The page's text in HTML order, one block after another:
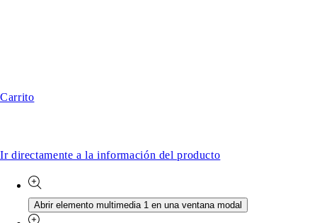
Carrito
Ir directamente a la información del producto
Abrir elemento multimedia 1 en una ventana modal